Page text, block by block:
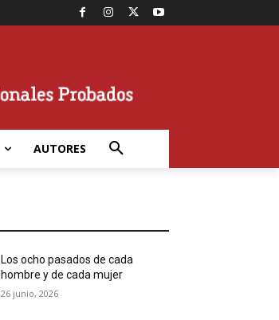
AUTORES
Los ocho pasados de cada
hombre y de cada mujer
26 junio, 2026